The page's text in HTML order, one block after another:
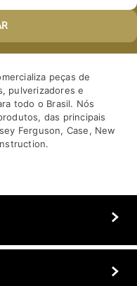
peças de
pulverizadores e
todo o Brasil. Nós
das principais
Ferguson, Case, New
atendimento
altamente capacitados
peças e acessórios agrícolas